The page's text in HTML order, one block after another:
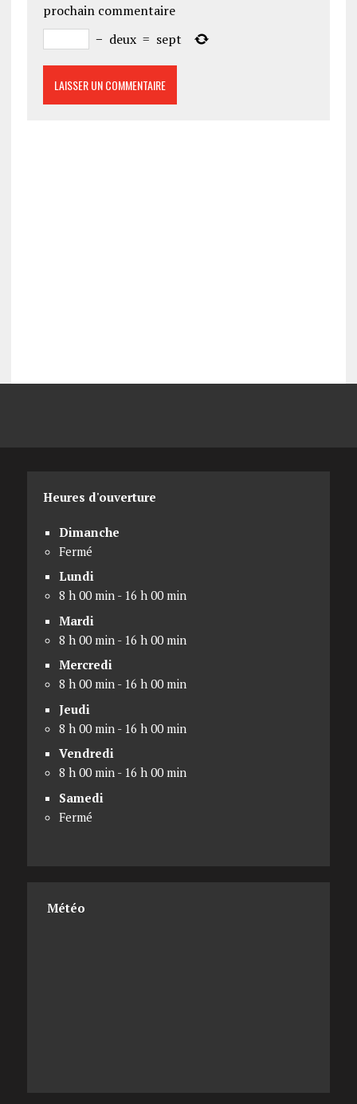
prochain commentaire
− deux = sept
Heures d'ouverture
Dimanche
Fermé
Lundi
8 h 00 min - 16 h 00 min
Mardi
8 h 00 min - 16 h 00 min
Mercredi
8 h 00 min - 16 h 00 min
Jeudi
8 h 00 min - 16 h 00 min
Vendredi
8 h 00 min - 16 h 00 min
Samedi
Fermé
Météo